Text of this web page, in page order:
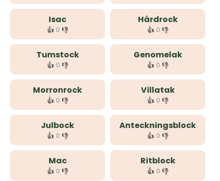
Isac
👍 0 👎
Hårdrock
👍 0 👎
Tumstock
👍 0 👎
Genomelak
👍 0 👎
Morronrock
👍 0 👎
Villatak
👍 0 👎
Julbock
👍 0 👎
Anteckningsblock
👍 0 👎
Mac
👍 0 👎
Ritblock
👍 0 👎